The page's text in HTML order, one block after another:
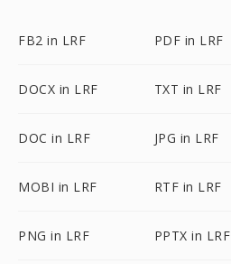
FB2 in LRF PDF in LRF
DOCX in LRF TXT in LRF
DOC in LRF JPG in LRF
MOBI in LRF RTF in LRF
PNG in LRF PPTX in LRF